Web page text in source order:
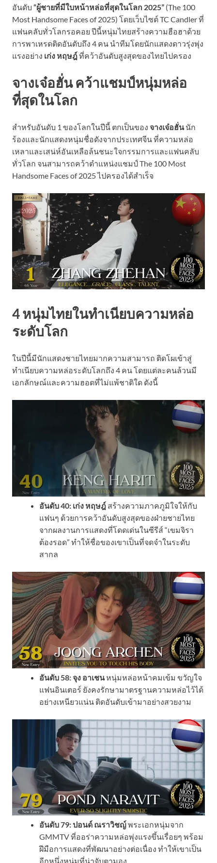
อันดับ “ผู้ชายที่มีใบหน้าหล่อที่สุดในโลก 2025” (The 100
Most Handsome Faces of 2025) โดยเว็บไซต์ TC Candler ที่
แฟนคลับทั่วโลกรอคอย ปีนี้หนุ่มไทยสร้างความฮือฮาด้วย
การพาเหรดติดอันดับถึง 4 คน นำทีมโดยนักแสดงดาวรุ่งพุ่ง
แรงอย่าง เก่ง หฤษฎ์ที่คว้าอันดับสูงสุดของไทยไปครอง
จางเจ๋อฮั่น คว้าแชมป์หนุ่มหล่อ
ที่สุดในโลก
สำหรับอันดับ 1 ของโลกในปีนี้ ตกเป็นของ จางเจ๋อฮั่นนัก
ร้องและนักแสดงหนุ่มชื่อดังจากประเทศจีน ที่ความหล่อ
เหลาและเสน่ห์อันเหลือล้นชนะใจกรรมการและแฟนคลับ
ทั่วโลก จนสามารถคว้าตำแหน่งแชมป์ The 100 Most
Handsome Faces of 2025 ไปครองได้สำเร็จ
4 หนุ่มไทยในทำเนียบความหล่อ
ระดับโลก
ในปีนี้มีนักแสดงชายไทยมากความสามารถ ติดโผเข้าสู่
ทำเนียบความหล่อระดับโลกถึง 4 คน โดยแต่ละคนล้วนมี
เอกลักษณ์และความฮอตที่ไม่แพ้ชาติใด ดังนี้
อันดับ 40: เก่ง หฤษฎ์ สร้างความภาคภูมิใจให้กับ
แฟนๆ ด้วยการคว้าอันดับสูงสุดของฝ่ายชายไทย
จากผลงานการแสดงที่โดดเด่นในซีรีส์ “เขมจิรา
ต้องรอด” ทำให้ชื่อของเขาเป็นที่จดจำในระดับ
สากล
อันดับ 58: จุง อาเชนหนุ่มหล่อหน้าคมเข้ม ขวัญใจ
แฟนอินเตอร์ ยังคงรักษามาตรฐานความหล่อไว้ได้
อย่างเหนียวแน่น ติดอันดับเข้ามาอย่างสวยงาม
อันดับ 79: ปอนด์ ณราวิชญ์พระเอกหนุ่มจาก
GMMTV ที่ออร่าความหล่อพุ่งแรงขึ้นเรื่อยๆ พร้อม
ฝีมือการแสดงที่พัฒนาอย่างต่อเนื่อง ทำให้เขาเป็น
อีกหนึ่งหนุ่มที่น่าจับตามอง